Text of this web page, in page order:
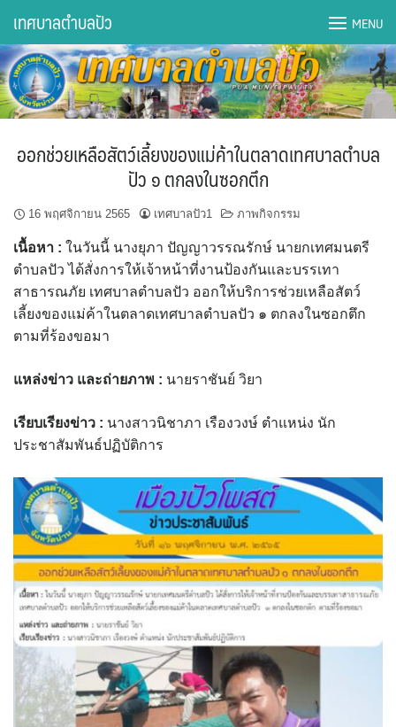
content
DWQA Ask Question
DWQA Questions
กองการศึกษา
กองคลัง
กองช่าง
กองยุทธศาสตร์และงบประมาณ
กองสาธารณสุขฯ
การเปิดเผยข้อมูลข่าวสารปี 2566 integrity transparency
assessment ITA2023
ข้อกำหนดการใช้งาน
ข้อมูลประชากร
ข้อมูลพื้นฐานของศูนย์บริการนักท่องเที่ยว เทศบาลตำบลปัว
ขั้นตอนการขอรับบริการ
งบแสดงฐานะการคลัง
งบแสดงฐานะการเงิน เทศบาลตำบลปัว ประจำปีงบประมาณ 2561
ติดต่อหน่วยงาน
เทศบาลตำบลปัว MENU
ออกช่วยเหลือสัตว์เลี้ยงของแม่ค้าในตลาดเทศบาลตำบล
ปัว ๑ ตกลงในซอกตึก
16 พฤศจิกายน 2565 เทศบาลปัว1 ภาพกิจกรรม
เนื้อหา : ในวันนี้ นางยุภา ปัญญาวรรณรักษ์ นายกเทศมนตรี
ตำบลปัว ได้สั่งการให้เจ้าหน้าที่งานป้องกันและบรรเทา
สาธารณภัย เทศบาลตำบลปัว ออกให้บริการช่วยเหลือสัตว์
เลี้ยงของแม่ค้าในตลาดเทศบาลตำบลปัว ๑ ตกลงในซอกตึก
ตามที่ร้องขอมา
แหล่งข่าว และถ่ายภาพ : นายราชันย์ วิยา
เรียบเรียงข่าว : นางสาวนิชาภา เรืองวงษ์ ตำแหน่ง นัก
ประชาสัมพันธ์ปฏิบัติการ